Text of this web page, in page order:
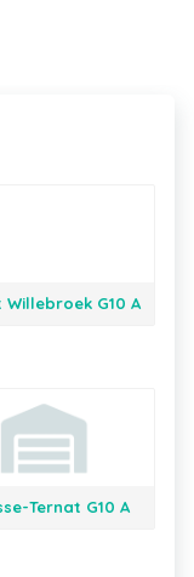
Willebroek G10 A
Ternat G10 A